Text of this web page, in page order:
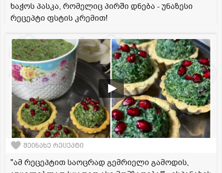
ხაჭოს პასკა, რომელიც პირში დნება - უნაზესი
რეცეპტი ფსტის კრემით!
შეინახე რეცეპტი
"ამ რეცეპტით საოცრად გემრიელი გამოდის,